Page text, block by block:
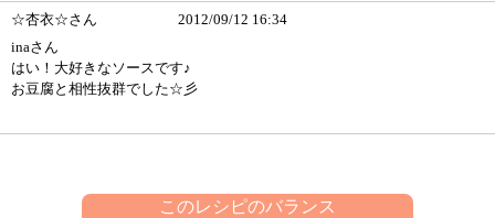
☆杏衣☆さん
2012/09/12 16:34
inaさん
はい！大好きなソースです♪
お豆腐と相性抜群でした☆彡
このレシピのバランス